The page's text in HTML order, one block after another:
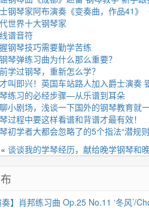
钢琴家阿布演奏《变奏曲，作品41》
世界十大钢琴家
谱音符
钢琴技巧需要勤学苦练
琴弹练习曲为什么那么重要？
学过钢琴，重新怎么学？
叫即兴！英国车站路人加入爵士演奏
练习的必经步骤—从乐谱到耳朵
小剧场，浅谈一下国外的钢琴教育就
过程中要这样看谱和背谱才最有效！
初学者大都会忽略了的5个指法“潜规
谈谈我的学琴经历，献给晚学钢琴和
奏】肖邦练习曲 Op.25 No.11 ‘冬风’/